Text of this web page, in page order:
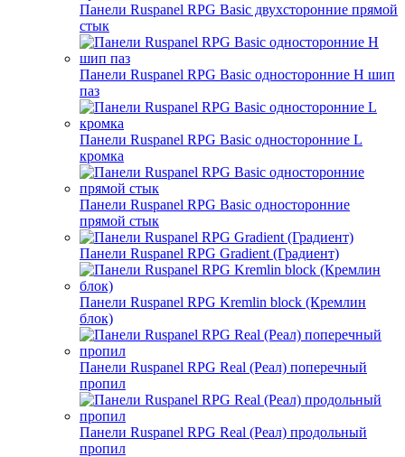
Панели Ruspanel RPG Basic двухсторонние прямой
стык
Панели Ruspanel RPG Basic односторонние H шип
паз
Панели Ruspanel RPG Basic односторонние L
кромка
Панели Ruspanel RPG Basic односторонние
прямой стык
Панели Ruspanel RPG Gradient (Градиент)
Панели Ruspanel RPG Kremlin block (Кремлин
блок)
Панели Ruspanel RPG Real (Реал) поперечный
пропил
Панели Ruspanel RPG Real (Реал) продольный
пропил